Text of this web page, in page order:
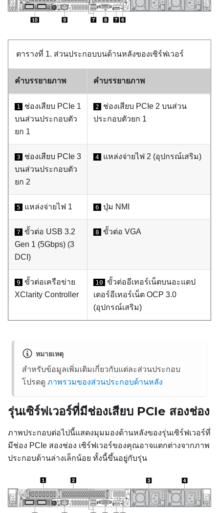
ตารางที่ 1. ส่วนประกอบบนด้านหลังของเซิร์ฟเวอร์
คำบรรยายภาพ คำบรรยายภาพ
1
ช่องเสียบ PCIe 1
บนส่วนประกอบตัว
ยก 1
2
ช่องเสียบ PCIe 2 บนส่วน
ประกอบตัวยก 1
3
ช่องเสียบ PCIe 3
บนส่วนประกอบตัว
ยก 2
4 แหล่งจ่ายไฟ 2 (อุปกรณ์เสริม)
5 แหล่งจ่ายไฟ 1 6 ปุ่ม NMI
7 ขั้วต่อ USB 3.2
Gen 1 (5Gbps) (3
DCI)
8 ขั้วต่อ VGA
9 ขั้วต่อเครือข่าย
XClarity Controller
10 ขั้วต่ออีเทอร์เน็ตบนอะแดป
เตอร์อีเทอร์เน็ต OCP 3.0
(อุปกรณ์เสริม)
หมายเหตุ
สำหรับข้อมูลเพิ่มเติมเกี่ยวกับแต่ละส่วนประกอบ
โปรดดู ภาพรวมของส่วนประกอบด้านหลัง
รุ่นเซิร์ฟเวอร์ที่มีช่องเสียบ PCIe สองช่อง
ภาพประกอบต่อไปนี้แสดงมุมมองด้านหลังของรุ่นเซิร์ฟเวอร์ที่
มีช่อง PCIe สองช่อง เซิร์ฟเวอร์ของคุณอาจแตกต่างจากภาพ
ประกอบด้านล่างเล็กน้อย ทั้งนี้ขึ้นอยู่กับรุ่น